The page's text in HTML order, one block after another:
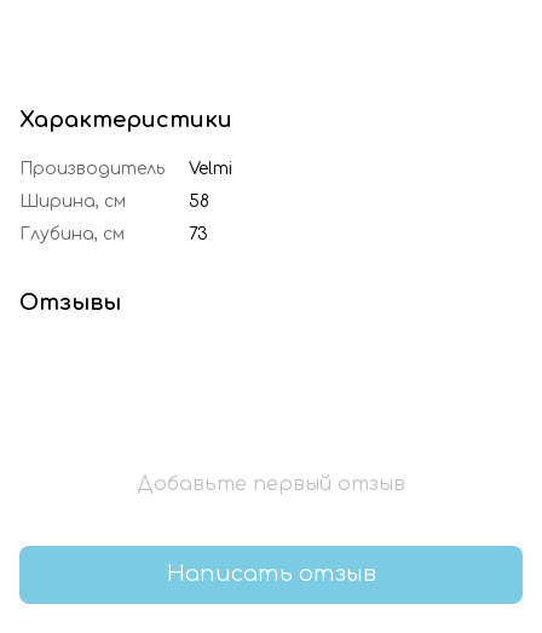
Характеристики
Производитель
Velmi
Ширина, см
58
Глубина, см
73
Отзывы
Добавьте первый отзыв
Написать отзыв